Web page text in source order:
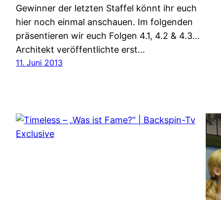
Gewinner der letzten Staffel könnt ihr euch
hier noch einmal anschauen. Im folgenden
präsentieren wir euch Folgen 4.1, 4.2 & 4.3…
Architekt veröffentlichte erst…
11. Juni 2013